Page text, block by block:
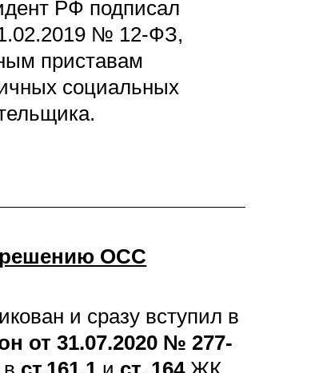
РФ подписал
№ 12-ФЗ,
приставам
социальных
решению ОСС
и сразу вступил в
от 31.07.2020 № 277-